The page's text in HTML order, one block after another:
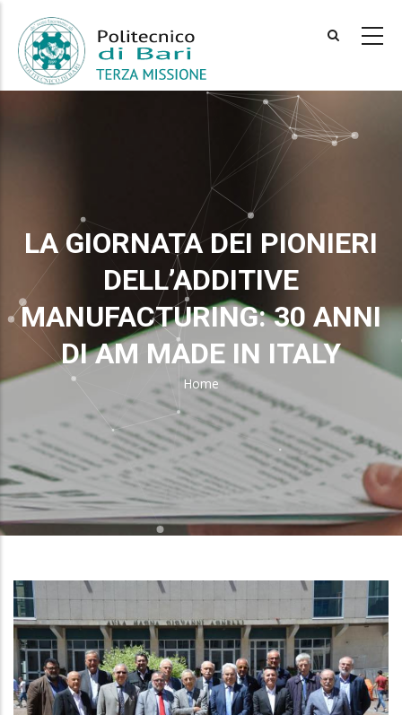
main
content
LA GIORNATA DEI PIONIERI
DELL’ADDITIVE
MANUFACTURING: 30 ANNI
DI AM MADE IN ITALY
Breadcrumb
Home